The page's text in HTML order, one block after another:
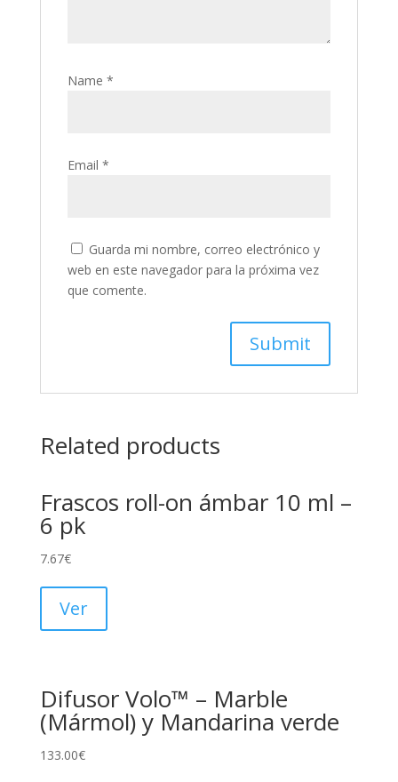
Name *
Email *
Guarda mi nombre, correo electrónico y
web en este navegador para la próxima vez
que comente.
Related products
Frascos roll-on ámbar 10 ml –
6 pk
7.67€
Ver
Difusor Volo™ – Marble
(Mármol) y Mandarina verde
133.00€